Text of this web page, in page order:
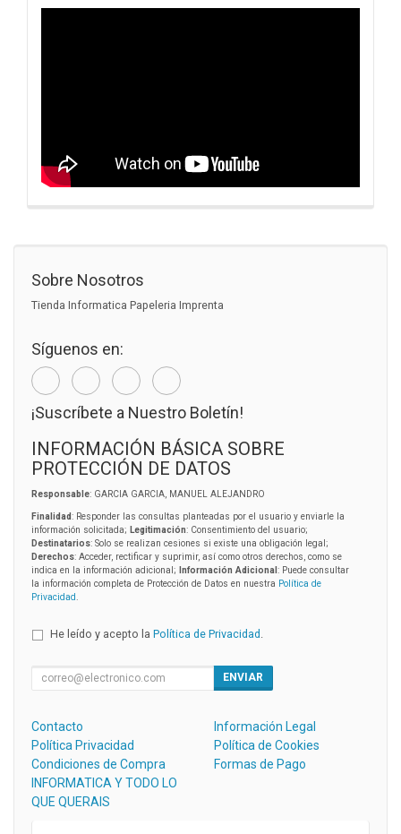
Sobre Nosotros
Tienda Informatica Papeleria Imprenta
Síguenos en:
¡Suscríbete a Nuestro Boletín!
INFORMACIÓN BÁSICA SOBRE
PROTECCIÓN DE DATOS
Responsable: GARCIA GARCIA, MANUEL ALEJANDRO
Finalidad: Responder las consultas planteadas por el usuario y enviarle la
información solicitada; Legitimación: Consentimiento del usuario;
Destinatarios: Solo se realizan cesiones si existe una obligación legal;
Derechos: Acceder, rectificar y suprimir, así como otros derechos, como se
indica en la información adicional;
Información Adicional : Puede consultar
la información completa de Protección de Datos en nuestra Política de
Privacidad
He leído y acepto la Política de Privacidad
ENVIAR
Contacto
Información Legal
Política Privacidad
Política de Cookies
Condiciones de Compra
Formas de Pago
INFORMATICA Y TODO LO
QUE QUERAIS